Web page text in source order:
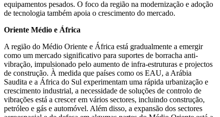
equipamentos pesados. O foco da região na modernização e adoção
de tecnologia também apoia o crescimento do mercado.
Oriente Médio e África
A região do Médio Oriente e África está gradualmente a emergir
como um mercado significativo para suportes de borracha anti-
vibração, impulsionado pelo aumento de infra-estruturas e projectos
de construção. À medida que países como os EAU, a Arábia
Saudita e a África do Sul experimentam uma rápida urbanização e
crescimento industrial, a necessidade de soluções de controlo de
vibrações está a crescer em vários sectores, incluindo construção,
petróleo e gás e automóvel. Além disso, a expansão dos sectores